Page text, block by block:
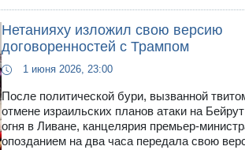
Нетанияху изложил свою версию
договоренностей с Трампом
1 июня 2026, 23:00
После политической бури, вызванной
отмене израильских планов атаки на
огня в Ливане, канцелярия премьер-
опозданием на два часа передала свою